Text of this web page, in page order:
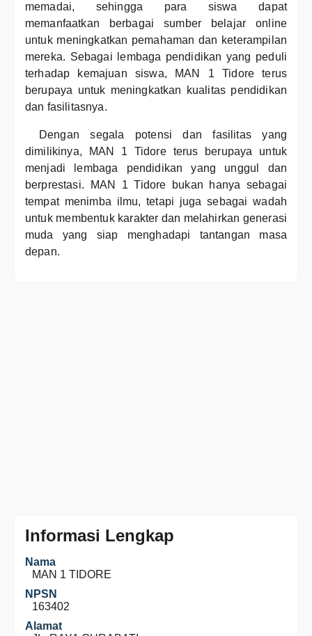
memadai, sehingga para siswa dapat
memanfaatkan berbagai sumber belajar online
untuk meningkatkan pemahaman dan keterampilan
mereka. Sebagai lembaga pendidikan yang peduli
terhadap kemajuan siswa, MAN 1 Tidore terus
berupaya untuk meningkatkan kualitas pendidikan
dan fasilitasnya.
Dengan segala potensi dan fasilitas yang
dimilikinya, MAN 1 Tidore terus berupaya untuk
menjadi lembaga pendidikan yang unggul dan
berprestasi. MAN 1 Tidore bukan hanya sebagai
tempat menimba ilmu, tetapi juga sebagai wadah
untuk membentuk karakter dan melahirkan generasi
muda yang siap menghadapi tantangan masa
depan.
Informasi Lengkap
Nama
MAN 1 TIDORE
NPSN
163402
Alamat